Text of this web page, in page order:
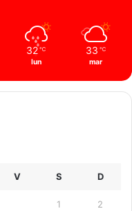
32 ℃
lun
33 ℃
mar
V S D
1 2